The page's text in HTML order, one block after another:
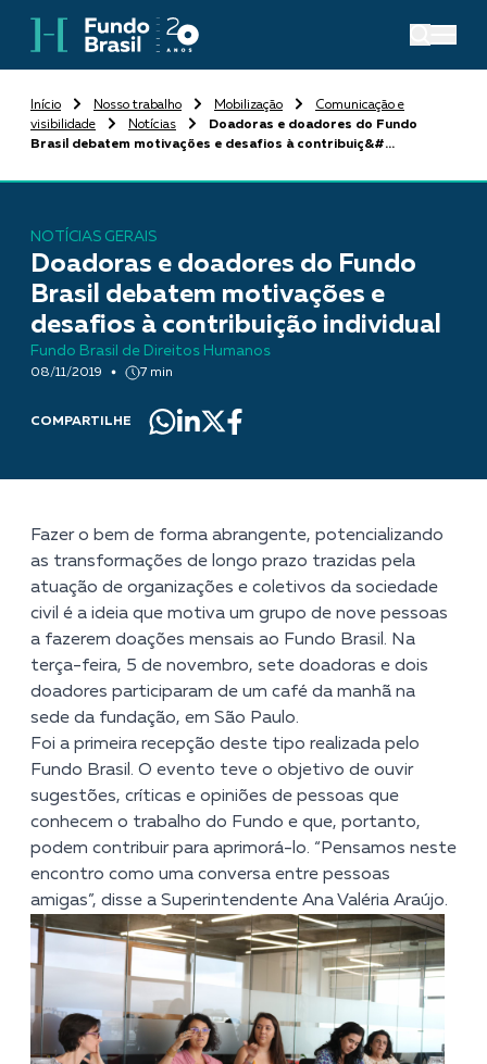
Início Nosso trabalho Mobilização
Comunicação e
visibilidade
Notícias
Doadoras e doadores do Fundo
Brasil debatem motivações e desafios à contribuiç&#...
NOTÍCIAS GERAIS
Doadoras e doadores do Fundo
Brasil debatem motivações e
desafios à contribuição individual
Fundo Brasil de Direitos Humanos
08/11/2019 7 min
COMPARTILHE
Fazer o bem de forma abrangente, potencializando
as transformações de longo prazo trazidas pela
atuação de organizações e coletivos da sociedade
civil é a ideia que motiva um grupo de nove pessoas
a fazerem doações mensais ao Fundo Brasil. Na
terça-feira, 5 de novembro, sete doadoras e dois
doadores participaram de um café da manhã na
sede da fundação, em São Paulo.
Foi a primeira recepção deste tipo realizada pelo
Fundo Brasil. O evento teve o objetivo de ouvir
sugestões, críticas e opiniões de pessoas que
conhecem o trabalho do Fundo e que, portanto,
podem contribuir para aprimorá-lo. “Pensamos neste
encontro como uma conversa entre pessoas
amigas”, disse a Superintendente Ana Valéria Araújo.